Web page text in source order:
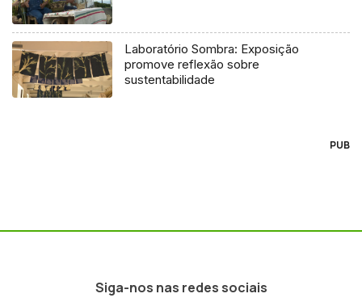
Laboratório Sombra: Exposição
promove reflexão sobre
sustentabilidade
PUB
Siga-nos nas redes sociais